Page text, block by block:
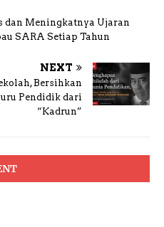
dan Meningkatnya Ujaran
SARA Setiap Tahun
NEXT
Bersihkan
Pendidik dari
“Kadrun”